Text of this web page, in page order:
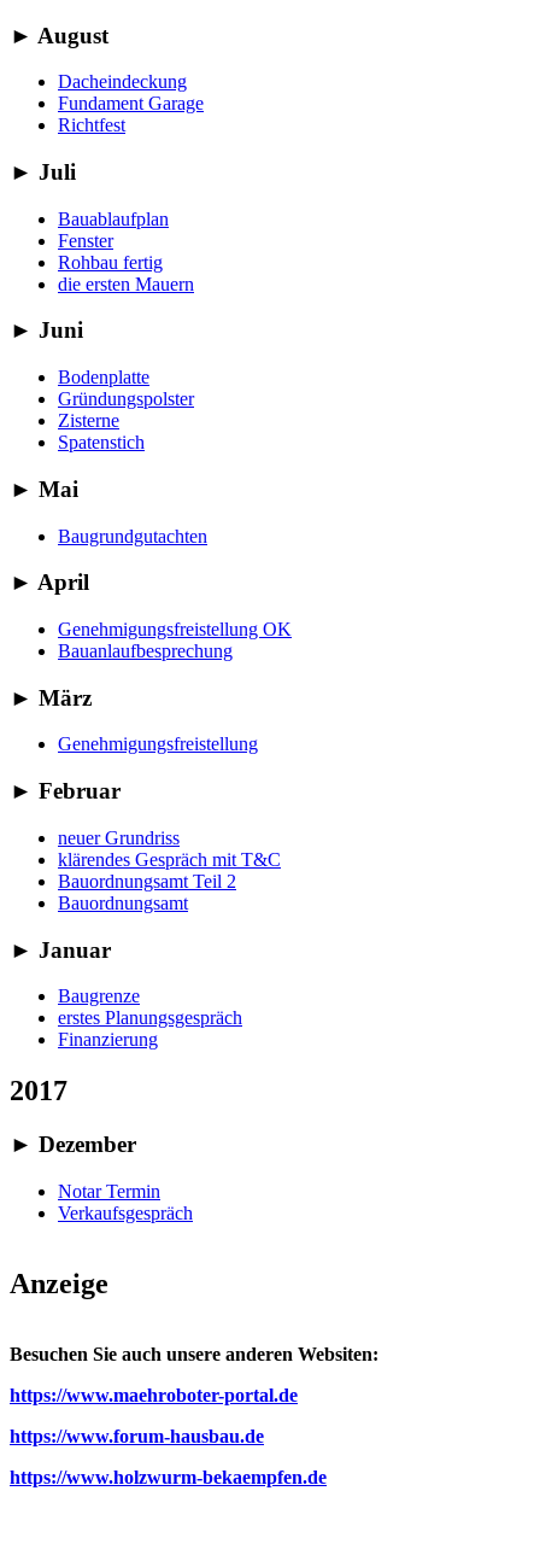
► August
Dacheindeckung
Fundament Garage
Richtfest
► Juli
Bauablaufplan
Fenster
Rohbau fertig
die ersten Mauern
► Juni
Bodenplatte
Gründungspolster
Zisterne
Spatenstich
► Mai
Baugrundgutachten
► April
Genehmigungsfreistellung OK
Bauanlaufbesprechung
► März
Genehmigungsfreistellung
► Februar
neuer Grundriss
klärendes Gespräch mit T&C
Bauordnungsamt Teil 2
Bauordnungsamt
► Januar
Baugrenze
erstes Planungsgespräch
Finanzierung
2017
► Dezember
Notar Termin
Verkaufsgespräch
Anzeige
Besuchen Sie auch unsere anderen Websiten:
https://www.maehroboter-portal.de
https://www.forum-hausbau.de
https://www.holzwurm-bekaempfen.de